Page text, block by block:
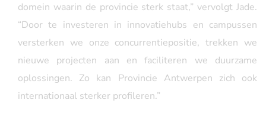
domein waarin de provincie sterk staat,” vervolgt Jade.
“Door te investeren in innovatiehubs en campussen
versterken we onze concurrentiepositie, trekken we
nieuwe projecten aan en faciliteren we duurzame
oplossingen. Zo kan Provincie Antwerpen zich ook
internationaal sterker profileren.”